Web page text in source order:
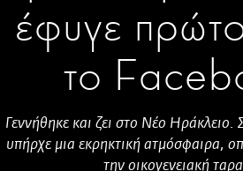
έφυγε
το
Γεννήθηκε και ζει στο Νέο Ηράκλειο.
υπήρχε μια εκρηκτική ατμόσφαιρα,
την οικογενειακή